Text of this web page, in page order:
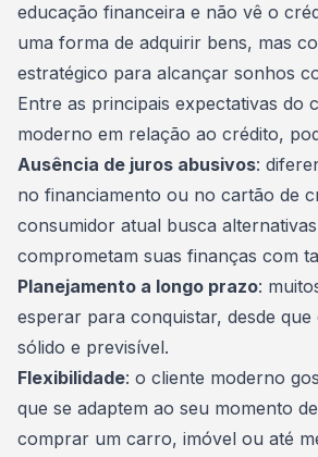
educação financeira e não vê o
uma forma de adquirir bens, mas
estratégico para alcançar sonhos
Entre as principais expectativas do
moderno em relação ao crédito,
Ausência de juros abusivos:
no financiamento ou no cartão de
consumidor atual busca
comprometam suas finanças com
Planejamento a longo prazo:
esperar para conquistar, desde que
sólido e previsível.
Flexibilidade: o cliente moderno
que se adaptem ao seu momento
comprar um carro, imóvel ou até